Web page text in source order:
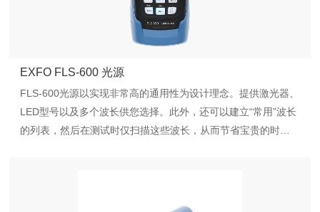
EXFO FLS-600 光源
FLS-600光源以实现非常高的通用性为设计理念。提供激光器、
LED型号以及多个波长供您选择。此外，还可以建立“常用”波长
的列表，然后在测试时仅扫描这些波长，从而节省宝贵的时